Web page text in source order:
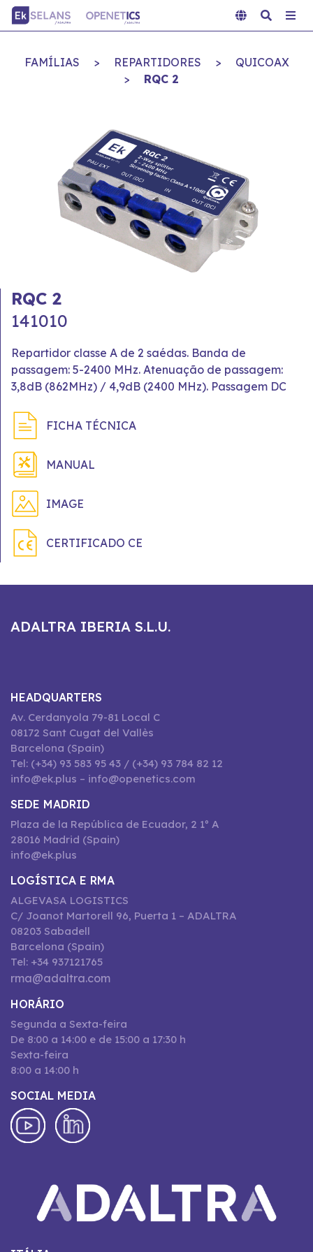
FAMÍLIAS > REPARTIDORES >
QUICOAX
>
RQC 2
RQC 2
141010
Repartidor classe A de 2 saédas. Banda de
passagem: 5-2400 MHz. Atenuação de passagem:
3,8dB (862MHz) / 4,9dB (2400 MHz). Passagem DC
FICHA TÉCNICA
MANUAL
IMAGE
CERTIFICADO CE
ADALTRA IBERIA S.L.U.
HEADQUARTERS
Av. Cerdanyola 79-81 Local C
08172 Sant Cugat del Vallès
Barcelona (Spain)
Tel: (+34) 93 583 95 43 / (+34) 93 784 82 12
info@ek.plus – info@openetics.com
SEDE MADRID
Plaza de la República de Ecuador, 2 1º A
28016 Madrid (Spain)
info@ek.plus
LOGÍSTICA E RMA
ALGEVASA LOGISTICS
C/ Joanot Martorell 96, Puerta 1 – ADALTRA
08203 Sabadell
Barcelona (Spain)
Tel: +34 937121765
rma@adaltra.com
HORÁRIO
Segunda a Sexta-feira
De 8:00 a 14:00 e de 15:00 a 17:30 h
Sexta-feira
8:00 a 14:00 h
SOCIAL MEDIA